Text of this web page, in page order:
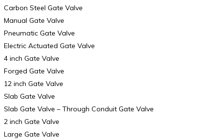
Carbon Steel Gate Valve
Manual Gate Valve
Pneumatic Gate Valve
Electric Actuated Gate Valve
4 inch Gate Valve
Forged Gate Valve
12 inch Gate Valve
Slab Gate Valve
Slab Gate Valve – Through Conduit Gate Valve
2 inch Gate Valve
Large Gate Valve